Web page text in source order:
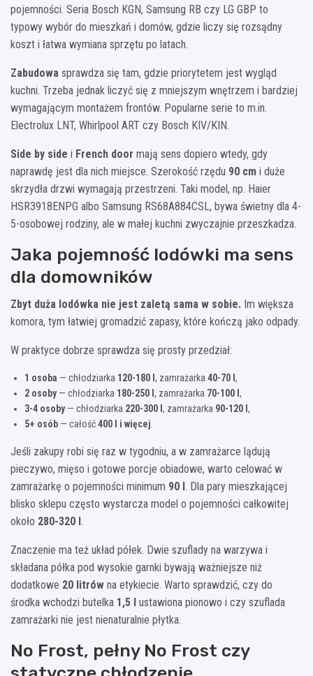
pojemności. Seria Bosch KGN, Samsung RB czy LG GBP to
typowy wybór do mieszkań i domów, gdzie liczy się rozsądny
koszt i łatwa wymiana sprzętu po latach.
Zabudowa sprawdza się tam, gdzie priorytetem jest wygląd
kuchni. Trzeba jednak liczyć się z mniejszym wnętrzem i bardziej
wymagającym montażem frontów. Popularne serie to m.in.
Electrolux LNT, Whirlpool ART czy Bosch KIV/KIN.
Side by side i French door mają sens dopiero wtedy, gdy
naprawdę jest dla nich miejsce. Szerokość rzędu 90 cm i duże
skrzydła drzwi wymagają przestrzeni. Taki model, np. Haier
HSR3918ENPG albo Samsung RS68A884CSL, bywa świetny dla 4-
5-osobowej rodziny, ale w małej kuchni zwyczajnie przeszkadza.
Jaka pojemność lodówki ma sens
dla domowników
Zbyt duża lodówka nie jest zaletą sama w sobie. Im większa
komora, tym łatwiej gromadzić zapasy, które kończą jako odpady.
W praktyce dobrze sprawdza się prosty przedział:
1 osoba — chłodziarka 120-180 l , zamrażarka 40-70 l ,
2 osoby— chłodziarka 180-250 l , zamrażarka 70-100 l ,
3-4 osoby— chłodziarka 220-300 l , zamrażarka 90-120 l ,
5+ osób — całość400 l i więcej.
Jeśli zakupy robi się raz w tygodniu, a w zamrażarce lądują
pieczywo, mięso i gotowe porcje obiadowe, warto celować w
zamrażarkę o pojemności minimum 90 l . Dla pary mieszkającej
blisko sklepu często wystarcza model o pojemności całkowitej
około 280-320 l .
Znaczenie ma też układ półek. Dwie szuflady na warzywa i
składana półka pod wysokie garnki bywają ważniejsze niż
dodatkowe 20 litrów na etykiecie. Warto sprawdzić, czy do
środka wchodzi butelka 1,5 l
ustawiona pionowo i czy szuflada
zamrażarki nie jest nienaturalnie płytka.
No Frost, pełny No Frost czy